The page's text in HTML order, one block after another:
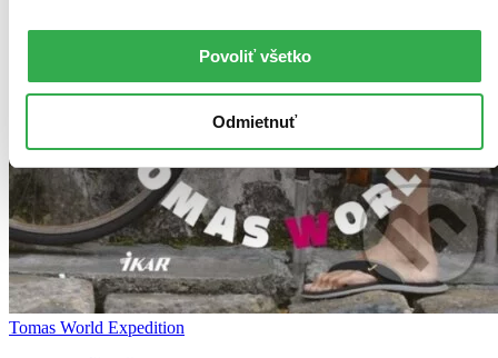
Povoliť všetko
Odmietnuť
Tomas World Expedition